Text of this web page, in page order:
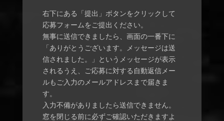
右下にある「提出」ボタンをクリックして
応募フォームをご提出ください。
無事に送信できましたら、画面の一番下に
「ありがとうございます。メッセージは送
信されました。」というメッセージが表示
されるうえ、ご応募に対する自動返信メー
ルもご入力のメールアドレスまで届きま
す。
入力不備がありましたら送信できません。
窓を閉じる前に必ずご確認いただきますよ